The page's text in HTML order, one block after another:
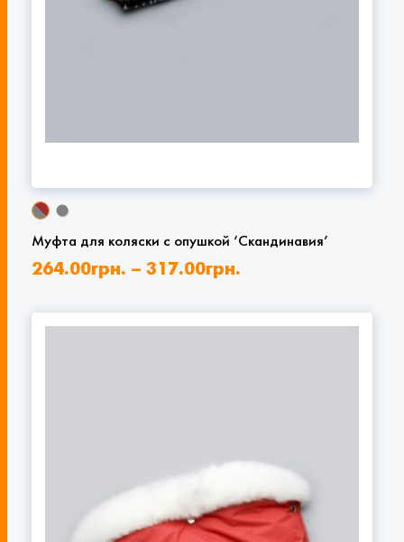
Муфта для коляски с опушкой ‘Скандинавия’
264.00грн. – 317.00грн.